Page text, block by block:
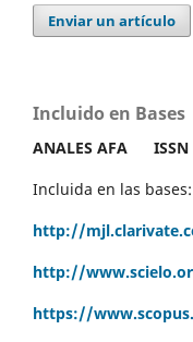
Enviar un artículo
Incluido en Bases
ANALES AFA
Incluida en las bases:
http://
http://
https://